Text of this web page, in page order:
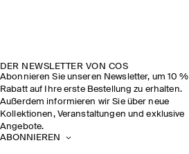
DER NEWSLETTER VON COS
Abonnieren Sie unseren Newsletter, um 10 %
Rabatt auf Ihre erste Bestellung zu erhalten.
Außerdem informieren wir Sie über neue
Kollektionen, Veranstaltungen und exklusive
Angebote.
ABONNIEREN